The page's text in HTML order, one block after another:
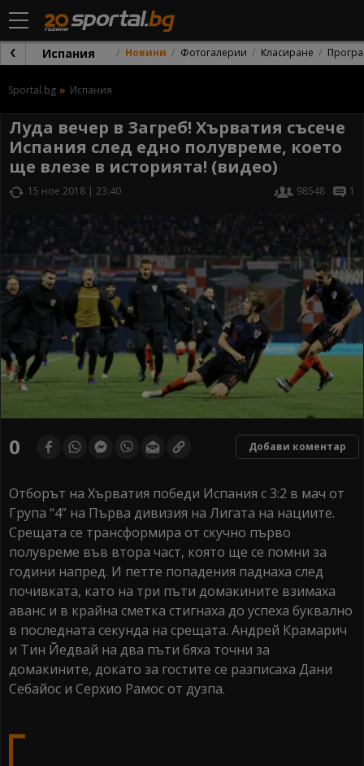
Испания Новини Фотогалерии Класиране
Sportal.bg Испания
Луда вечер в Загреб! Хърватия съсече
Испания след едно полувреме, което
ще влезе в историята! (видео)
15 ное 2018 | 23:40 98548 1
0 Добави коментар
Отборът на Хърватия победи Испания с 3:2 в мач от
Група “4” на Първа дивизия на Лигата на нациите.
Срещата се трансформира от скучно първо
полувреме във втора част, която ще се помни за
години напред. И петте попадения паднаха след
почивката, като на три пъти домакините взимаха
аванс и в крайна сметка стигнаха до успеха буквално
в последната секунда на срещата. Андрей Крамарич
и Тин Йедвай на два пъти бяха точни за
домакините, докато за гостите се разписаха Дани
Себайос и Серхио Рамос от дузпа.